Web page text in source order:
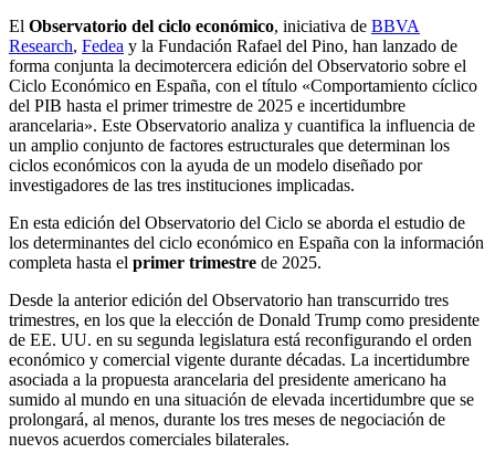
El Observatorio del ciclo económico, iniciativa de BBVA
Research, Fedea y la Fundación Rafael del Pino, han lanzado de
forma conjunta la decimotercera edición del Observatorio sobre el
Ciclo Económico en España, con el título «Comportamiento cíclico
del PIB hasta el primer trimestre de 2025 e incertidumbre
arancelaria». Este Observatorio analiza y cuantifica la influencia de
un amplio conjunto de factores estructurales que determinan los
ciclos económicos con la ayuda de un modelo diseñado por
investigadores de las tres instituciones implicadas.
En esta edición del Observatorio del Ciclo se aborda el estudio de
los determinantes del ciclo económico en España con la información
completa hasta el primer trimestre de 2025.
Desde la anterior edición del Observatorio han transcurrido tres
trimestres, en los que la elección de Donald Trump como presidente
de EE. UU. en su segunda legislatura está reconfigurando el orden
económico y comercial vigente durante décadas. La incertidumbre
asociada a la propuesta arancelaria del presidente americano ha
sumido al mundo en una situación de elevada incertidumbre que se
prolongará, al menos, durante los tres meses de negociación de
nuevos acuerdos comerciales bilaterales.